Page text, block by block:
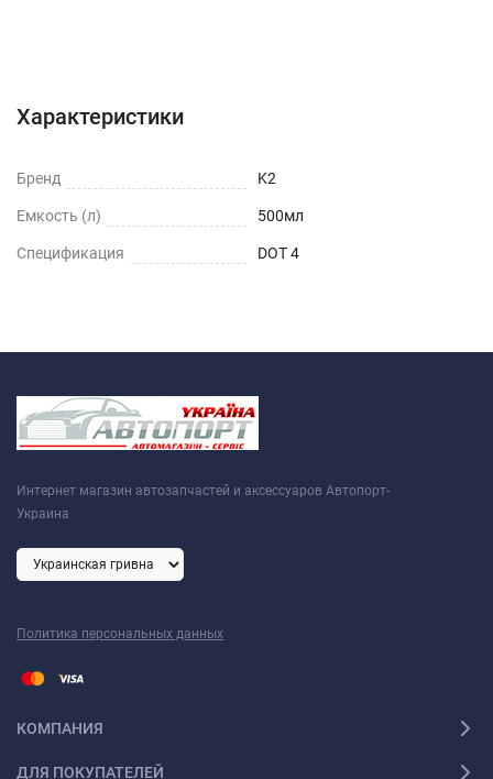
Характеристики
Бренд K2
Емкость (л) 500мл
Спецификация DOT 4
Интернет магазин автозапчастей и аксессуаров Автопорт-
Украина
Политика персональных данных
КОМПАНИЯ
ДЛЯ ПОКУПАТЕЛЕЙ